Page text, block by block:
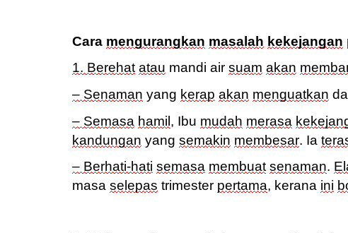
Cara mengurangkan masalah kekejangan
1. Berehat atau mandi air suam akan
– Senaman yang kerap akan menguatkan
– Semasa hamil, Ibu mudah merasa
kandungan yang semakin membesar. Ia
– Berhati-hati semasa membuat senaman.
masa selepas trimester pertama, kerana ini